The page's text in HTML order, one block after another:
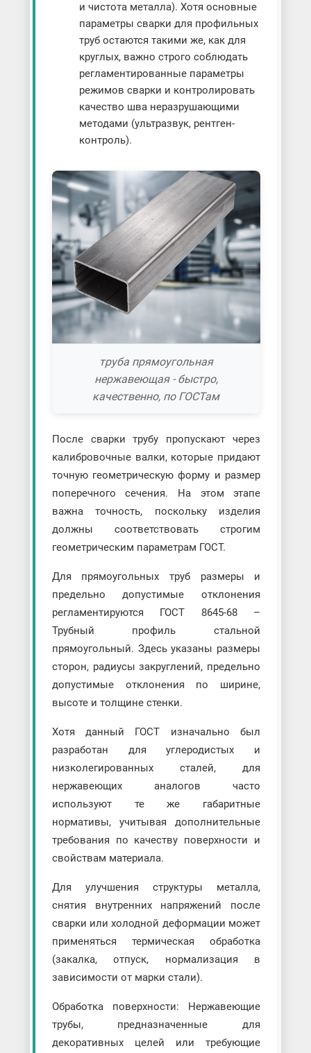
и чистота металла). Хотя основные
параметры сварки для профильных
труб остаются такими же, как для
круглых, важно строго соблюдать
регламентированные параметры
режимов сварки и контролировать
качество шва неразрушающими
методами (ультразвук, рентген-
контроль).
труба прямоугольная
нержавеющая - быстро,
качественно, по ГОСТам
После сварки трубу пропускают через
калибровочные валки, которые придают
точную геометрическую форму и размер
поперечного сечения. На этом этапе
важна точность, поскольку изделия
должны соответствовать строгим
геометрическим параметрам ГОСТ.
Для прямоугольных труб размеры и
предельно допустимые отклонения
регламентируются ГОСТ 8645-68 –
Трубный профиль стальной
прямоугольный. Здесь указаны размеры
сторон, радиусы закруглений, предельно
допустимые отклонения по ширине,
высоте и толщине стенки.
Хотя данный ГОСТ изначально был
разработан для углеродистых и
низколегированных сталей, для
нержавеющих аналогов часто
используют те же габаритные
нормативы, учитывая дополнительные
требования по качеству поверхности и
свойствам материала.
Для улучшения структуры металла,
снятия внутренних напряжений после
сварки или холодной деформации может
применяться термическая обработка
(закалка, отпуск, нормализация в
зависимости от марки стали).
Обработка поверхности: Нержавеющие
трубы, предназначенные для
декоративных целей или требующие